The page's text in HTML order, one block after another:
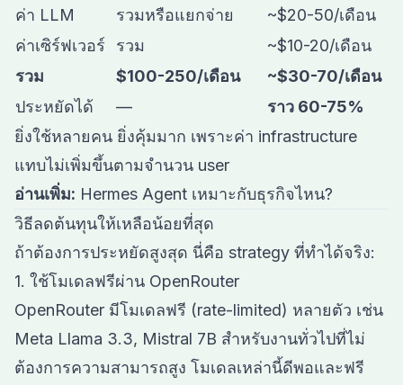
ค่า LLM รวมหรือแยกจ่าย
~$20-50/เดือน
ค่าเซิร์ฟเวอร์
รวม
~$10-20/เดือน
รวม
$100-250/เดือน
~$30-70/เดือน
ประหยัดได้
—
ราว 60-75%
ยิ่งใช้หลายคน ยิ่งคุ้มมาก เพราะค่า infrastructure
แทบไม่เพิ่มขึ้นตามจำนวน user
อ่านเพิ่ม: Hermes Agent เหมาะกับธุรกิจไหน?
วิธีลดต้นทุนให้เหลือน้อยที่สุด
ถ้าต้องการประหยัดสูงสุด นี่คือ strategy ที่ทำได้จริง:
1. ใช้โมเดลฟรีผ่าน OpenRouter
OpenRouter มีโมเดลฟรี (rate-limited) หลายตัว เช่น
Meta Llama 3.3, Mistral 7B สำหรับงานทั่วไปที่ไม่
ต้องการความสามารถสูง โมเดลเหล่านี้ดีพอและฟรี